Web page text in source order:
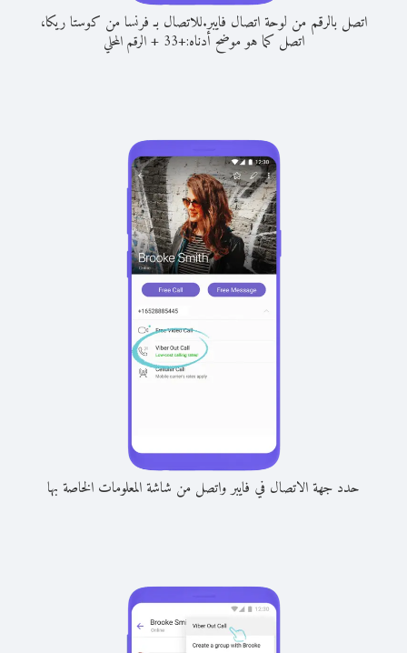
اتصل بالرقم من لوحة اتصال فايبر.للاتصال بـ فرنسا من كوستا ريكا،
اتصل كما هو موضح أدناه:+
33
+الرقم المحلي
حدد جهة الاتصال في فايبر واتصل من شاشة المعلومات الخاصة بها